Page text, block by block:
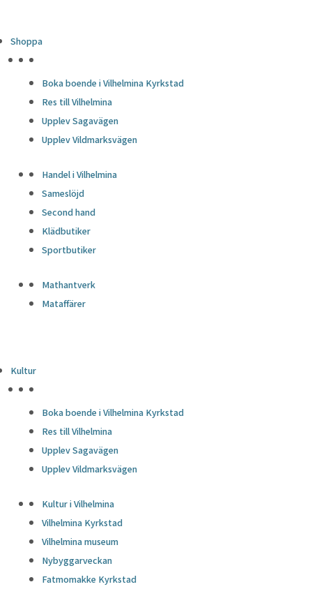
Shoppa
Boka boende i Vilhelmina Kyrkstad
Res till Vilhelmina
Upplev Sagavägen
Upplev Vildmarksvägen
Handel i Vilhelmina
Sameslöjd
Second hand
Klädbutiker
Sportbutiker
Mathantverk
Mataffärer
Kultur
Boka boende i Vilhelmina Kyrkstad
Res till Vilhelmina
Upplev Sagavägen
Upplev Vildmarksvägen
Kultur i Vilhelmina
Vilhelmina Kyrkstad
Vilhelmina museum
Nybyggarveckan
Fatmomakke Kyrkstad